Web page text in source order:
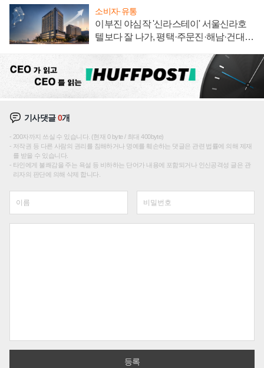
소비자·유통
이부진 야심작 '신라스테이' 서울신라호
텔보다 잘 나가, 평택·주문진·해남·건대로
기사댓글0개
200자까지 쓰실 수 있습니다. (현재 0 byte / 최대 400byte)
저작권 등 다른 사람의 권리를 침해하거나 명예를 훼손하는 댓글은 관련 법률에 의해 제재
를 받을 수 있습니다.
타인에게 불쾌감을 주는 욕설 등 비하하는 단어가 내용에 포함되거나 인신공격성 글은 관
리자의 판단에 의해 삭제 합니다.